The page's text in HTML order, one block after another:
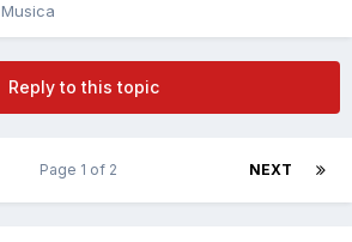
Musica
Reply to this topic
NEXT
Page 1 of 2